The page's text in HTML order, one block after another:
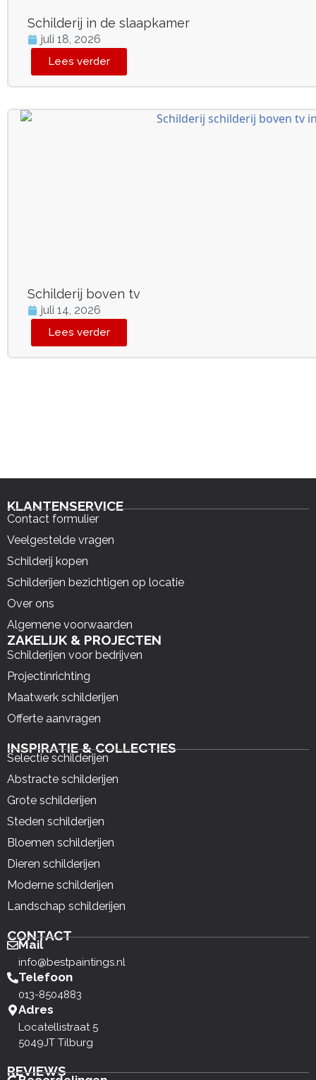
Schilderij in de slaapkamer
juli 18, 2026
Lees verder
Schilderij boven tv
juli 14, 2026
Lees verder
KLANTENSERVICE
Contact formulier
Veelgestelde vragen
Schilderij kopen
Schilderijen bezichtigen op locatie
Over ons
Algemene voorwaarden
ZAKELIJK & PROJECTEN
Schilderijen voor bedrijven
Projectinrichting
Maatwerk schilderijen
Offerte aanvragen
INSPIRATIE & COLLECTIES
Selectie schilderijen
Abstracte schilderijen
Grote schilderijen
Steden schilderijen
Bloemen schilderijen
Dieren schilderijen
Moderne schilderijen
Landschap schilderijen
CONTACT
Mail
info@bestpaintings.nl
Telefoon
013-8504883
Adres
Locatellistraat 5
5049JT Tilburg
REVIEWS